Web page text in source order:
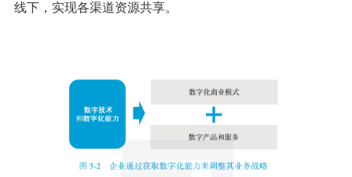
线下，实现各渠道资源共享。